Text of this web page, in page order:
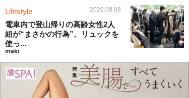
Lifestyle 2026.08.08
電車内で登山帰りの高齢女性2人
組が“まさかの行為”。リュックを
使っ...
maki